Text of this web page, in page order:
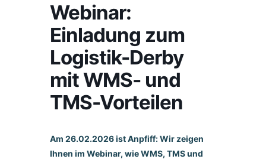
Webinar:
Einladung zum
Logistik-Derby
mit WMS- und
TMS-Vorteilen
Am 26.02.2026 ist Anpfiff: Wir zeigen
Ihnen im Webinar, wie WMS, TMS und